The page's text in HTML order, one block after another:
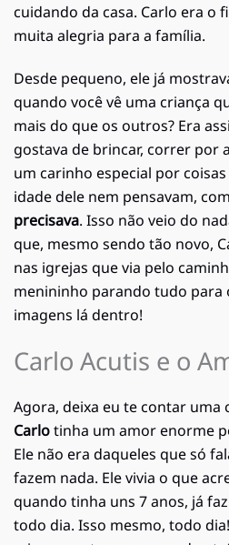
cuidando da casa. Carlo era o
muita alegria para a família.
Desde pequeno, ele já
quando você vê uma criança
mais do que os outros? Era
gostava de brincar, correr por
um carinho especial por
idade dele nem pensavam,
precisava. Isso não veio do
que, mesmo sendo tão novo,
nas igrejas que via pelo
menininho parando tudo para
imagens lá dentro!
Carlo Acutis e o
Agora, deixa eu te contar uma
Carlotinha um amor enorme
Ele não era daqueles que só
fazem nada. Ele vivia o que
quando tinha uns 7 anos, já
todo dia. Isso mesmo, todo